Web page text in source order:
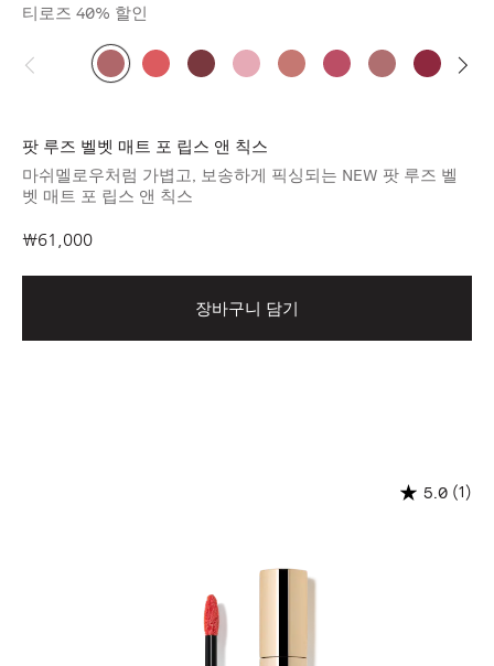
티로즈 40% 할인
팟 루즈 벨벳 매트 포 립스 앤 칙스
마쉬멜로우처럼 가볍고, 보송하게 픽싱되는 NEW 팟 루즈 벨
벳 매트 포 립스 앤 칙스
₩61,000
장바구니 담기
5.0 (1)